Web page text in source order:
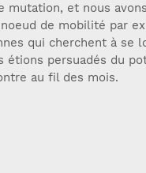
mutation, et nous
de mobilité par
qui cherchent à se
étions persuadés du
au fil des mois.